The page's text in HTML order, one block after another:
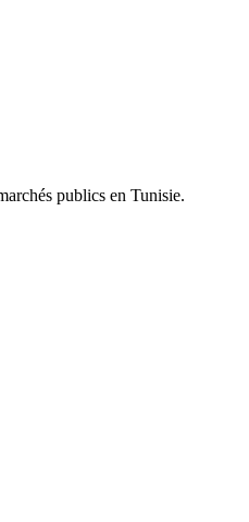
publics en Tunisie.